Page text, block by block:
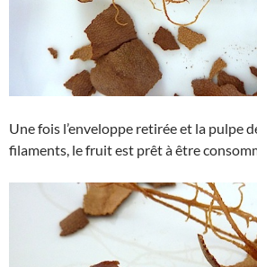
Une fois l’enveloppe retirée et la pulpe
filaments, le fruit est prêt à être